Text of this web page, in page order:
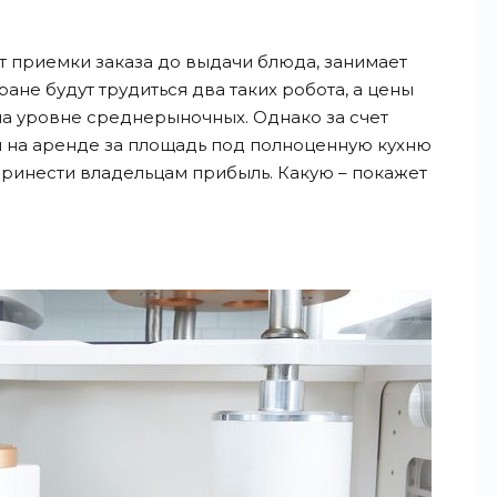
приемки заказа до выдачи блюда, занимает
будут трудиться два таких робота, а цены
уровне среднерыночных. Однако за счет
на аренде за площадь под полноценную кухню
владельцам прибыль. Какую – покажет